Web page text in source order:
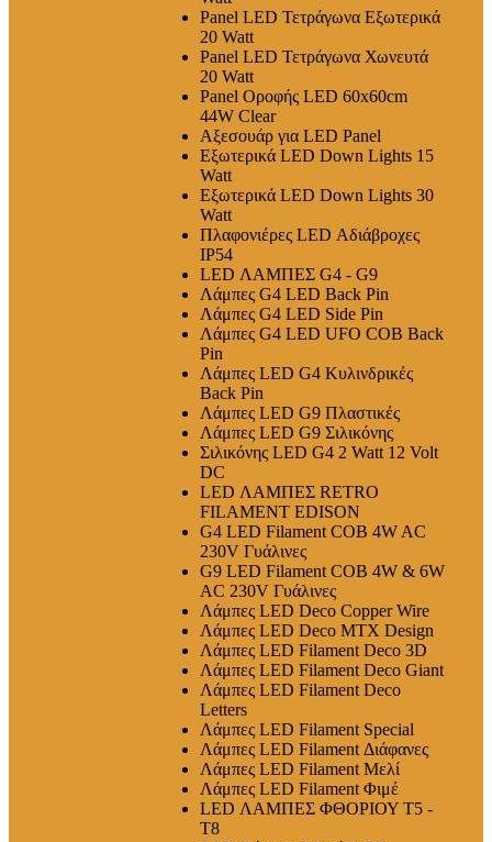
Panel LED Τετράγωνα Εξωτερικά
20 Watt
Panel LED Τετράγωνα Χωνευτά
20 Watt
Panel Οροφής LED 60x60cm
44W Clear
Αξεσουάρ για LED Panel
Εξωτερικά LED Down Lights 15
Watt
Εξωτερικά LED Down Lights 30
Watt
Πλαφονιέρες LED Αδιάβροχες
IP54
LED ΛΑΜΠΕΣ G4 - G9
Λάμπες G4 LED Back Pin
Λάμπες G4 LED Side Pin
Λάμπες G4 LED UFO COB Back
Pin
Λάμπες LED G4 Κυλινδρικές
Back Pin
Λάμπες LED G9 Πλαστικές
Λάμπες LED G9 Σιλικόνης
Σιλικόνης LED G4 2 Watt 12 Volt
DC
LED ΛΑΜΠΕΣ RETRO
FILAMENT EDISON
G4 LED Filament COB 4W AC
230V Γυάλινες
G9 LED Filament COB 4W & 6W
AC 230V Γυάλινες
Λάμπες LED Deco Copper Wire
Λάμπες LED Deco MTX Design
Λάμπες LED Filament Deco 3D
Λάμπες LED Filament Deco Giant
Λάμπες LED Filament Deco
Letters
Λάμπες LED Filament Special
Λάμπες LED Filament Διάφανες
Λάμπες LED Filament Μελί
Λάμπες LED Filament Φιμέ
LED ΛΑΜΠΕΣ ΦΘΟΡΙΟΥ T5 -
T8